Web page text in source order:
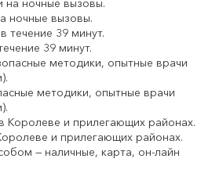
ночные вызовы.
39 минут.
методики, опытные врачи
и прилегающих районах.